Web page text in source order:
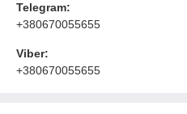
Telegram:
+380670055655
Viber:
+380670055655